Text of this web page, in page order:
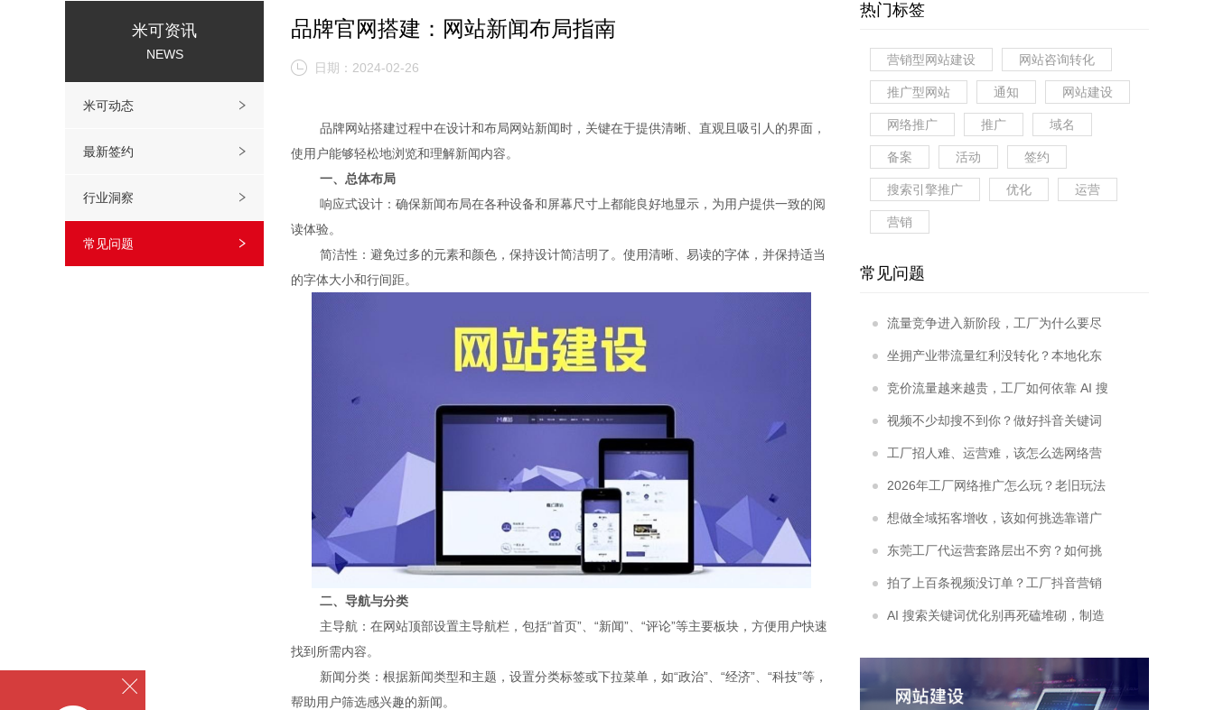
米可资讯
NEWS
米可动态
最新签约
行业洞察
常见问题
品牌官网搭建：网站新闻布局指南
日期：2024-02-26
品牌网站搭建过程中在设计和布局网站新闻时，关键在于提供清晰、直观且吸引人的界面，
使用户能够轻松地浏览和理解新闻内容。
一、总体布局
响应式设计：确保新闻布局在各种设备和屏幕尺寸上都能良好地显示，为用户提供一致的阅
读体验。
简洁性：避免过多的元素和颜色，保持设计简洁明了。使用清晰、易读的字体，并保持适当
的字体大小和行间距。
二、导航与分类
主导航：在网站顶部设置主导航栏，包括“首页”、“新闻”、“评论”等主要板块，方便用户快速
找到所需内容。
新闻分类：根据新闻类型和主题，设置分类标签或下拉菜单，如“政治”、“经济”、“科技”等，
帮助用户筛选感兴趣的新闻。
热门标签
营销型网站建设 网站咨询转化
推广型网站 通知 网站建设
网络推广 推广 域名
备案 活动 签约
搜索引擎推广 优化 运营
营销
常见问题
流量竞争进入新阶段，工厂为什么要尽
早落地企业 AI 搜索优化？
坐拥产业带流量红利没转化？本地化东
莞阿里巴巴运营优势体现在哪里？
竞价流量越来越贵，工厂如何依靠 AI 搜
索优化服务开拓稳定询盘？
视频不少却搜不到你？做好抖音关键词
排名，抢占采购商主动搜索流量
工厂招人难、运营难，该怎么选网络营
销代运营外包公司？
2026年工厂网络推广怎么玩？老旧玩法
为什么彻底没效果了？
想做全域拓客增收，该如何挑选靠谱广
东网络推广公司？
东莞工厂代运营套路层出不穷？如何挑
选靠谱东莞抖音代运营公司不被割韭菜
拍了上百条视频没订单？工厂抖音营销
推广怎么做才能跳出自嗨式流量陷阱
AI 搜索关键词优化别再死磕堆砌，制造